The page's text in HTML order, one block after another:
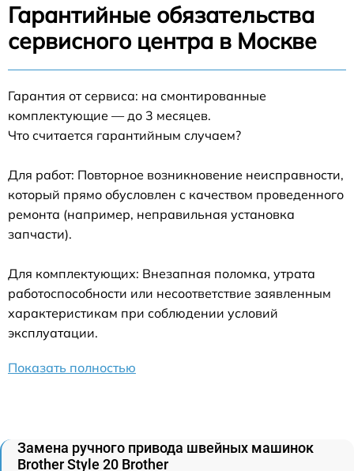
Гарантийные обязательства
сервисного центра в Москве
Гарантия от сервиса: на смонтированные
комплектующие — до 3 месяцев.
Что считается гарантийным случаем?
Для работ: Повторное возникновение неисправности,
который прямо обусловлен с качеством проведенного
ремонта (например, неправильная установка
запчасти).
Для комплектующих: Внезапная поломка, утрата
работоспособности или несоответствие заявленным
характеристикам при соблюдении условий
эксплуатации.
Показать полностью
Замена ручного привода швейных машинок
Brother Style 20 Brother